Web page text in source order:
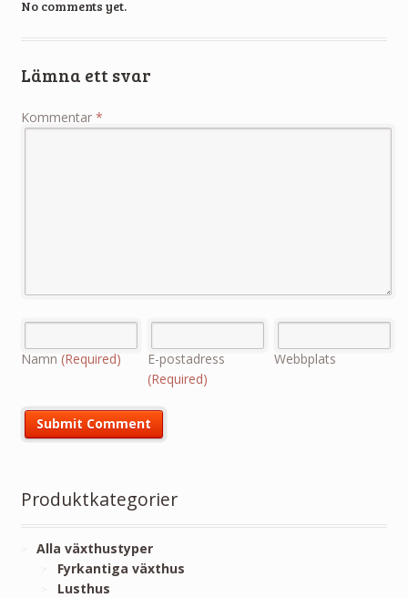
No comments yet.
Lämna ett svar
Kommentar *
Namn (Required)
E-postadress
(Required)
Webbplats
Produktkategorier
Alla växthustyper
Fyrkantiga växthus
Lusthus